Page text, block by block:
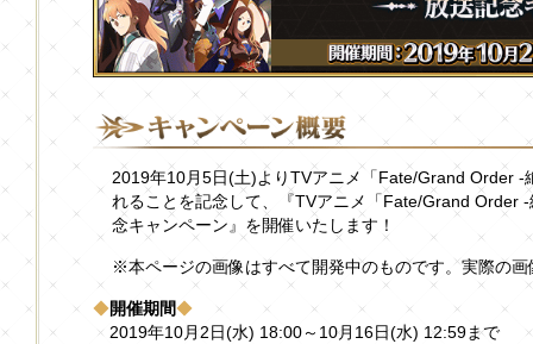
2019年10月5日(土)よりTVアニメ「Fate/Grand Order -
れることを記念して、『TVアニメ「Fate/Grand Order
念キャンペーン』を開催いたします！
※本ページの画像はすべて開発中のものです。実際の
◆開催期間◆
2019年10月2日(水) 18:00～10月16日(水) 12:59まで